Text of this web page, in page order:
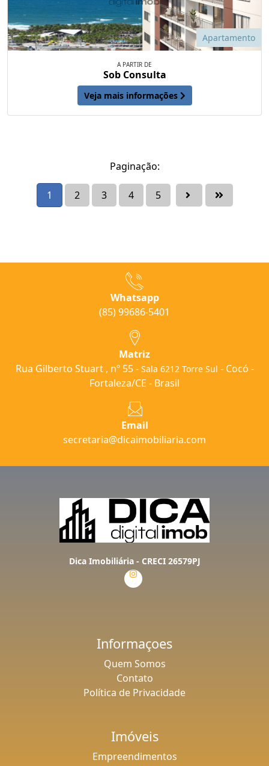
Apartamento
A PARTIR DE
Sob Consulta
Veja mais informações
Paginação:
1 2 3 4 5
Whatsapp
(85) 99686-5401
Matriz
Rua Gilberto Stuart , nº 55 - Sala 6212 Torre Sul - Cocó -
Fortaleza/CE - Brasil
Email
secretaria@dicaimobiliaria.com
Dica Imobiliária - CRECI 26579PJ
Informaçoes
Quem Somos
Contato
Política de Privacidade
Imóveis
Empreendimentos